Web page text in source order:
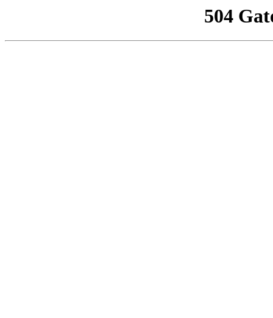
504